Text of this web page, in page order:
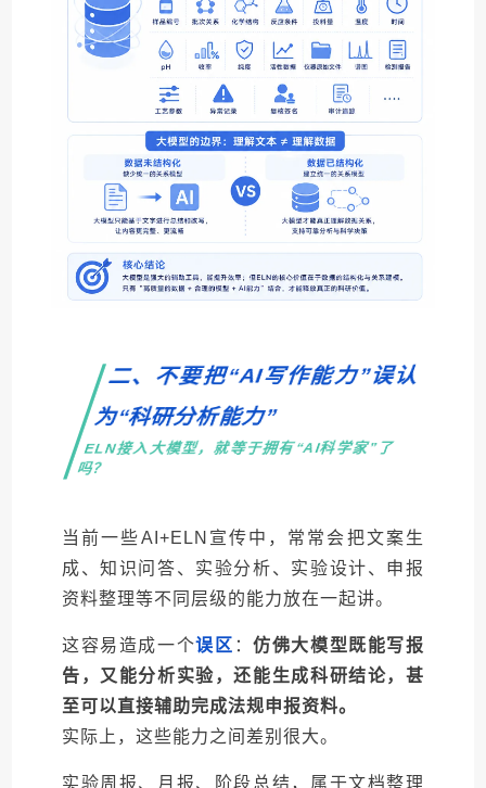
二、不要把“AI写作能力”误认
为“科研分析能力”
ELN接入大模型，就等于拥有“AI科学家”了
吗？
当前一些AI+ELN宣传中，常常会把文案生
成、知识问答、实验分析、实验设计、申报
资料整理等不同层级的能力放在一起讲。
这容易造成一个误区 ：仿佛大模型既能写报
告，又能分析实验，还能生成科研结论，甚
至可以直接辅助完成法规申报资料。
实际上，这些能力之间差别很大。
实验周报、月报、阶段总结，属于文档整理